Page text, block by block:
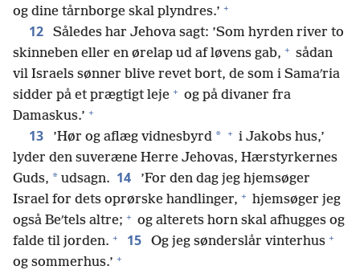
og dine tårnborge skal plyndres.’ +
12
Således har Jehova sagt: ’Som hyrden river to
skinneben eller en ørelap ud af løvens gab, + sådan
vil Israels sønner blive revet bort, de som i Samaʹria
sidder på et prægtigt leje + og på divaner fra
Damaskus.’ +
13 ’Hør og aflæg vidnesbyrd * + i Jakobs hus,’
lyder den suveræne Herre Jehovas, Hærstyrkernes
Guds, * udsagn. 14
’For den dag jeg hjemsøger
Israel for dets oprørske handlinger, + hjemsøger jeg
også Beʹtels altre; + og alterets horn skal afhugges og
falde til jorden. + 15 Og jeg sønderslår vinterhus +
og sommerhus.’ +